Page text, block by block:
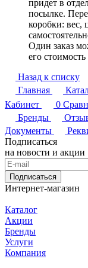
придет в
посылке.
коробки: вес,
Один заказ
его
Назад к списку
Главная
Кабинет
0
Бренды
Документы
Подписаться
на новости и акции
Подписаться
Интернет-магазин
Каталог
Акции
Бренды
Услуги
Компания